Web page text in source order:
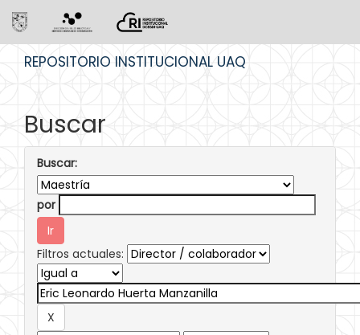
REPOSITORIO INSTITUCIONAL UAQ
Buscar
Buscar:
por
Filtros actuales: